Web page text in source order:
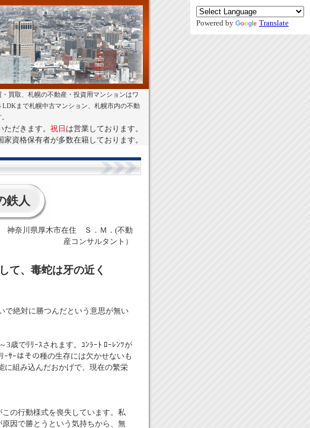
買取、札幌の不動産・投資用マンションはワ
まで札幌中古マンション、札幌市内の不動
ただきます。 祝日 は営業しております。
資格保有者が多数在籍しております。
Powered by Translate
鉄人
神奈川県厚木市在住 Ｓ．Ｍ．(不動
産コンサルタント）
て、毒蛇は牙の近く
で絶対に勝つんだという意思が無い
3歳でﾘﾘｰｽされます。ｺﾝﾗｰﾄ ﾛｰﾚﾝﾂが
ｻｰはその種の生存には欠かせないも
に組み込んだおかげで、現在の繁栄
の行動様式を喪失しています。私
因で勝とうという気持ちから、無